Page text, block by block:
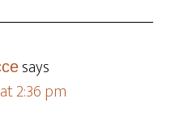
says
2:36 pm